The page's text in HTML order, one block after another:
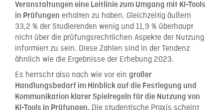
Veranstaltungen eine Leitlinie zum Umgang mit KI-Tools
in Prüfungen erhalten zu haben. Gleichzeitig äußern
33,2 % der Studierenden wenig und 11,9 % überhaupt
nicht über die prüfungsrechtlichen Aspekte der Nutzung
informiert zu sein. Diese Zahlen sind in der Tendenz
ähnlich wie die Ergebnisse der Erhebung 2023.
Es herrscht also nach wie vor ein großer
Handlungsbedarf im Hinblick auf die Festlegung und
Kommunikation klarer Spielregeln für die Nutzung von
KI-Tools in Prüfungen. Die studentische Praxis scheint